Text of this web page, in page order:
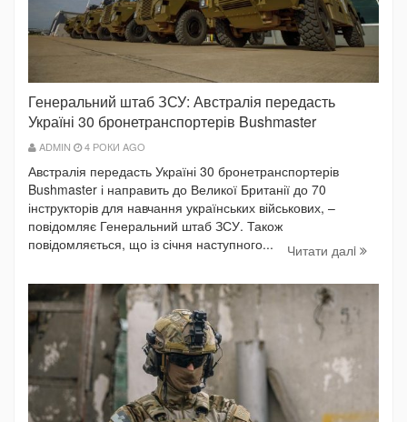
Генеральний штаб ЗСУ: Австралія передасть
Україні 30 бронетранспортерів Bushmaster
ADMIN 4 РОКИ AGO
Австралія передасть Україні 30 бронетранспортерів
Bushmaster і направить до Великої Британії до 70
інструкторів для навчання українських військових, –
повідомляє Генеральний штаб ЗСУ. Також
повідомляється, що із січня наступного...
Читати далi